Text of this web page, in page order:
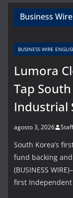
Business
BUSINESS WIRE
Lumora
Tap
Industrial
agosto 3, 2026 Staff
South Korea’s
fund backing and
(BUSINESS
first Independent